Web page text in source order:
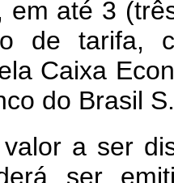
em até 3
de tarifa,
Caixa
do Brasil
a ser
ser